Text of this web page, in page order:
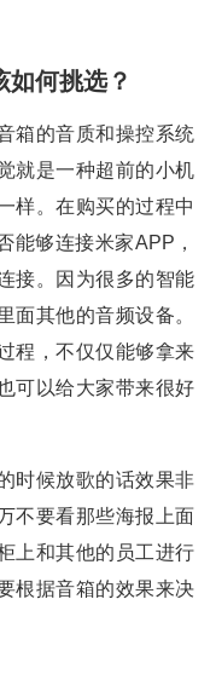
如何挑选？
箱的音质和操控系统
就是一种超前的小机
样。在购买的过程中
能够连接米家APP，
接。因为很多的智能
面其他的音频设备。
程，不仅仅能够拿来
可以给大家带来很好
时候放歌的话效果非
不要看那些海报上面
上和其他的员工进行
根据音箱的效果来决